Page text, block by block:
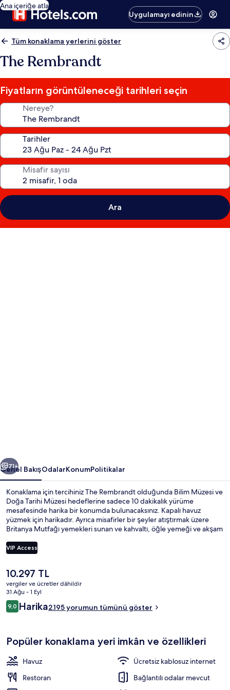
Ana içeriğe atla
Uygulamayı edinin
Tüm konaklama yerlerini göster
The Rembrandt
Fiyatların görüntüleneceği tarihleri seçin
Nereye?
Tarihler
Misafir sayısı
Ara
Sonraki
71+
Genel BakışOdalarKonumPolitikalar
Konaklama için tercihiniz The Rembrandt olduğunda Bilim Müzesi ve
Doğa Tarihi Müzesi hedeflerine sadece 10 dakikalık yürüme
mesafesinde harika bir konumda bulunacaksınız. Kapalı havuz
yüzmek için harikadır. Ayrıca misafirler bir şeyler atıştırmak üzere
Britanya Mutfağı yemekleri sunan ve kahvaltı, öğle yemeği ve akşam
Ayrıca bu Edward dönemi stili otel; bar/dinlenme salonu, sağlık
kulübü ve spor salonu imkânlarını da içerir. Misafirler konumu çevre
mesafesi nedeniyle seviyor: South Kensington Metro İstasyonu 3
dakika ve Gloucester Road Metro İstasyonu 11 dakika mesafede.
VIP Access
Şu
anki
fiyat
10.297 TL
10.297 TL
vergiler ve ücretler dâhildir
31 Ağu - 1 Eyl
Yorumlar
9,09,0/10
Harika2.195 yorumun tümünü göster
Popüler konaklama yeri imkân ve özellikleri
Havuz
Ücretsiz kablosuz internet
Restoran
Bağlantılı odalar mevcut